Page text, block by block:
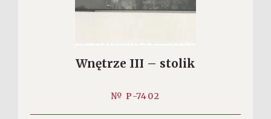
Wnętrze III – stolik
№ P-7402